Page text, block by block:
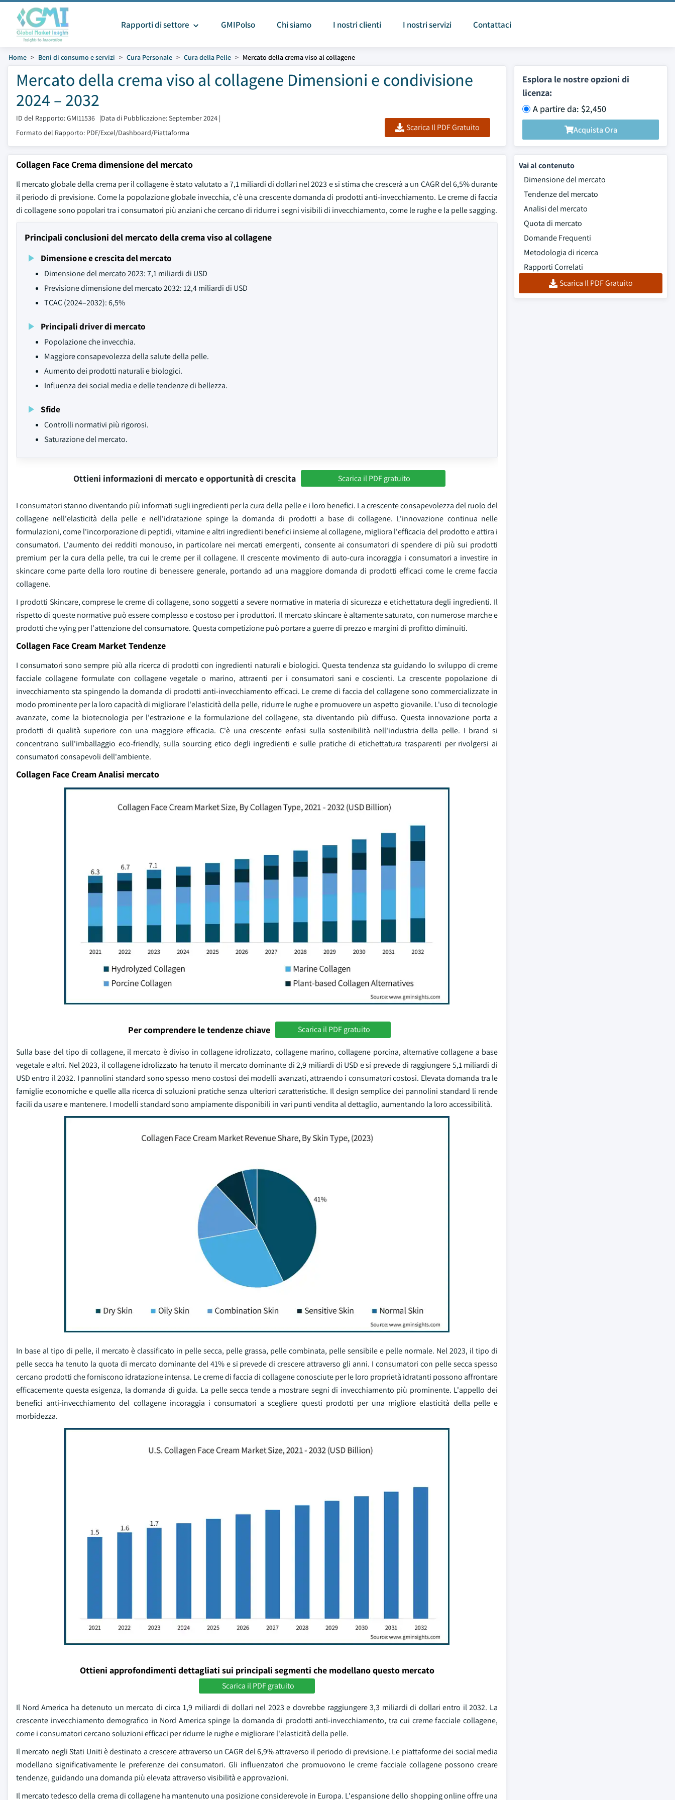
Rapporti di settore GMIPolso Chi siamo I nostri clienti I nostri servizi Contattaci
Home Beni di consumo e servizi Cura Personale Cura della Pelle Mercato della crema viso al collagene
Mercato della crema viso al collagene Dimensioni e condivisione
2024 – 2032
ID del Rapporto: GMI11536 |Data di Pubblicazione: September 2024 |
Formato del Rapporto: PDF/Excel/Dashboard/Piattaforma
Scarica Il PDF Gratuito
Esplora le nostre opzioni di
licenza:
A partire da: $2,450
Acquista Ora
Collagen Face Crema dimensione del mercato
Il mercato globale della crema per il collagene è stato valutato a 7,1 miliardi di dollari nel 2023 e si stima che crescerà a un CAGR del 6,5% durante
il periodo di previsione. Come la popolazione globale invecchia, c'è una crescente domanda di prodotti anti-invecchiamento. Le creme di faccia
di collagene sono popolari tra i consumatori più anziani che cercano di ridurre i segni visibili di invecchiamento, come le rughe e la pelle sagging.
Principali conclusioni del mercato della crema viso al collagene
Dimensione e crescita del mercato
Dimensione del mercato 2023: 7,1 miliardi di USD
Previsione dimensione del mercato 2032: 12,4 miliardi di USD
TCAC (2024–2032): 6,5%
Principali driver di mercato
Popolazione che invecchia.
Maggiore consapevolezza della salute della pelle.
Aumento dei prodotti naturali e biologici.
Influenza dei social media e delle tendenze di bellezza.
Sfide
Controlli normativi più rigorosi.
Saturazione del mercato.
Ottieni informazioni di mercato e opportunità di crescita Scarica il PDF gratuito
I consumatori stanno diventando più informati sugli ingredienti per la cura della pelle e i loro benefici. La crescente consapevolezza del ruolo del
collagene nell'elasticità della pelle e nell'idratazione spinge la domanda di prodotti a base di collagene. L'innovazione continua nelle
formulazioni, come l'incorporazione di peptidi, vitamine e altri ingredienti benefici insieme al collagene, migliora l'efficacia del prodotto e attira i
consumatori. L'aumento dei redditi monouso, in particolare nei mercati emergenti, consente ai consumatori di spendere di più sui prodotti
premium per la cura della pelle, tra cui le creme per il collagene. Il crescente movimento di auto-cura incoraggia i consumatori a investire in
skincare come parte della loro routine di benessere generale, portando ad una maggiore domanda di prodotti efficaci come le creme faccia
collagene.
I prodotti Skincare, comprese le creme di collagene, sono soggetti a severe normative in materia di sicurezza e etichettatura degli ingredienti. Il
rispetto di queste normative può essere complesso e costoso per i produttori. Il mercato skincare è altamente saturato, con numerose marche e
prodotti che vying per l'attenzione del consumatore. Questa competizione può portare a guerre di prezzo e margini di profitto diminuiti.
Collagen Face Cream Market Tendenze
I consumatori sono sempre più alla ricerca di prodotti con ingredienti naturali e biologici. Questa tendenza sta guidando lo sviluppo di creme
facciale collagene formulate con collagene vegetale o marino, attraenti per i consumatori sani e coscienti. La crescente popolazione di
invecchiamento sta spingendo la domanda di prodotti anti-invecchiamento efficaci. Le creme di faccia del collagene sono commercializzate in
modo prominente per la loro capacità di migliorare l'elasticità della pelle, ridurre le rughe e promuovere un aspetto giovanile. L'uso di tecnologie
avanzate, come la biotecnologia per l'estrazione e la formulazione del collagene, sta diventando più diffuso. Questa innovazione porta a
prodotti di qualità superiore con una maggiore efficacia. C'è una crescente enfasi sulla sostenibilità nell'industria della pelle. I brand si
concentrano sull'imballaggio eco-friendly, sulla sourcing etico degli ingredienti e sulle pratiche di etichettatura trasparenti per rivolgersi ai
consumatori consapevoli dell'ambiente.
Collagen Face Cream Analisi mercato
Per comprendere le tendenze chiave Scarica il PDF gratuito
Sulla base del tipo di collagene, il mercato è diviso in collagene idrolizzato, collagene marino, collagene porcina, alternative collagene a base
vegetale e altri. Nel 2023, il collagene idrolizzato ha tenuto il mercato dominante di 2,9 miliardi di USD e si prevede di raggiungere 5,1 miliardi di
USD entro il 2032. I pannolini standard sono spesso meno costosi dei modelli avanzati, attraendo i consumatori costosi. Elevata domanda tra le
famiglie economiche e quelle alla ricerca di soluzioni pratiche senza ulteriori caratteristiche. Il design semplice dei pannolini standard li rende
facili da usare e mantenere. I modelli standard sono ampiamente disponibili in vari punti vendita al dettaglio, aumentando la loro accessibilità.
In base al tipo di pelle, il mercato è classificato in pelle secca, pelle grassa, pelle combinata, pelle sensibile e pelle normale. Nel 2023, il tipo di
pelle secca ha tenuto la quota di mercato dominante del 41% e si prevede di crescere attraverso gli anni. I consumatori con pelle secca spesso
cercano prodotti che forniscono idratazione intensa. Le creme di faccia di collagene conosciute per le loro proprietà idratanti possono affrontare
efficacemente questa esigenza, la domanda di guida. La pelle secca tende a mostrare segni di invecchiamento più prominente. L'appello dei
benefici anti-invecchiamento del collagene incoraggia i consumatori a scegliere questi prodotti per una migliore elasticità della pelle e
morbidezza.
Ottieni approfondimenti dettagliati sui principali segmenti che modellano questo mercato
Scarica il PDF gratuito
Il Nord America ha detenuto un mercato di circa 1,9 miliardi di dollari nel 2023 e dovrebbe raggiungere 3,3 miliardi di dollari entro il 2032. La
crescente invecchiamento demografico in Nord America spinge la domanda di prodotti anti-invecchiamento, tra cui creme facciale collagene,
come i consumatori cercano soluzioni efficaci per ridurre le rughe e migliorare l'elasticità della pelle.
Il mercato negli Stati Uniti è destinato a crescere attraverso un CAGR del 6,9% attraverso il periodo di previsione. Le piattaforme dei social media
modellano significativamente le preferenze dei consumatori. Gli influenzatori che promuovono le creme facciale collagene possono creare
tendenze, guidando una domanda più elevata attraverso visibilità e approvazioni.
Il mercato tedesco della crema di collagene ha mantenuto una posizione considerevole in Europa. L'espansione dello shopping online offre una
Vai al contenuto
Dimensione del mercato
Tendenze del mercato
Analisi del mercato
Quota di mercato
Domande Frequenti
Metodologia di ricerca
Rapporti Correlati
Scarica Il PDF Gratuito